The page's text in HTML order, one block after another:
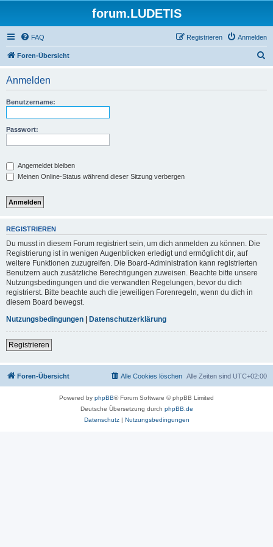
forum.LUDETIS
FAQ Anmelden
Registrieren
Foren-Übersicht
Anmelden
Benutzername:
Passwort:
Angemeldet bleiben
Meinen Online-Status während dieser Sitzung verbergen
REGISTRIEREN
Du musst in diesem Forum registriert sein, um dich anmelden zu können. Die
Registrierung ist in wenigen Augenblicken erledigt und ermöglicht dir, auf
weitere Funktionen zuzugreifen. Die Board-Administration kann registrierten
Benutzern auch zusätzliche Berechtigungen zuweisen. Beachte bitte unsere
Nutzungsbedingungen und die verwandten Regelungen, bevor du dich
registrierst. Bitte beachte auch die jeweiligen Forenregeln, wenn du dich in
diesem Board bewegst.
Nutzungsbedingungen | Datenschutzerklärung
Registrieren
Foren-Übersicht Alle Zeiten sind UTC+02:00
Alle Cookies löschen
Powered by phpBB® Forum Software © phpBB Limited
Deutsche Übersetzung durch phpBB.de
Datenschutz| Nutzungsbedingungen